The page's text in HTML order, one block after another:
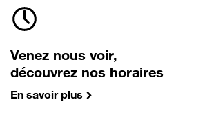
Venez nous voir,
découvrez nos horaires
En savoir plus